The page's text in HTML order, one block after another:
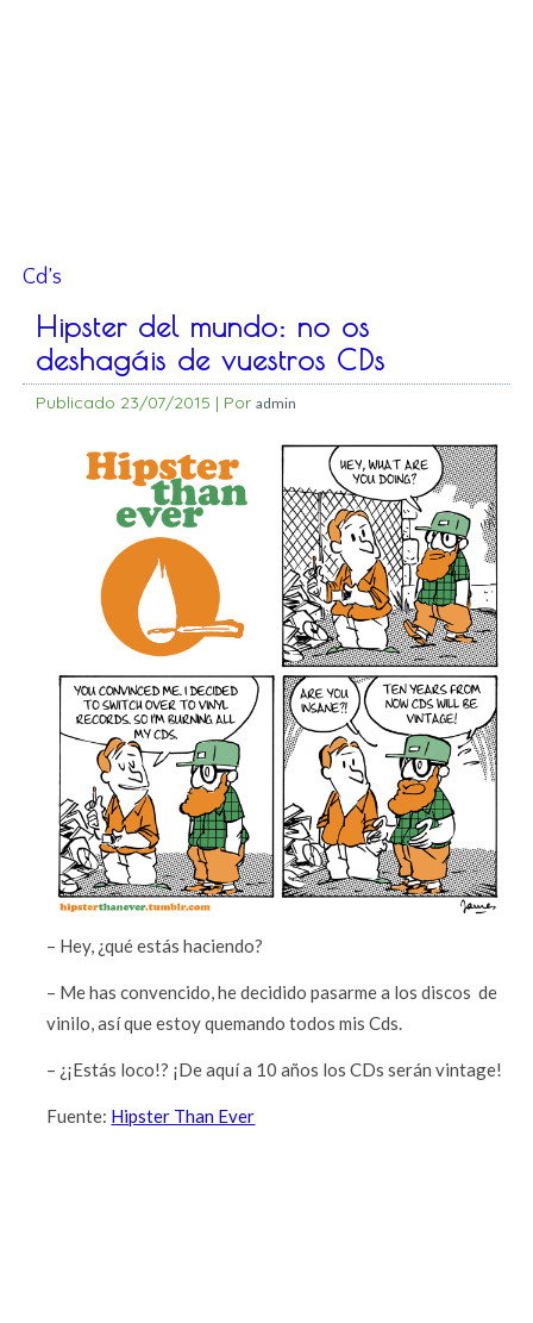
Cd’s
Hipster del mundo: no os
deshagáis de vuestros CDs
Publicado 23/07/2015 | Por admin
– Hey, ¿qué estás haciendo?
– Me has convencido, he decidido pasarme a los discos de
vinilo, así que estoy quemando todos mis Cds.
– ¿¡Estás loco!? ¡De aquí a 10 años los CDs serán vintage!
Fuente: Hipster Than Ever